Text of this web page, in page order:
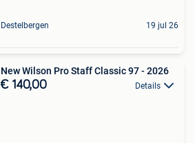
Destelbergen 19 jul 26
New Wilson Pro Staff Classic 97 - 2026
€ 140,00 Details